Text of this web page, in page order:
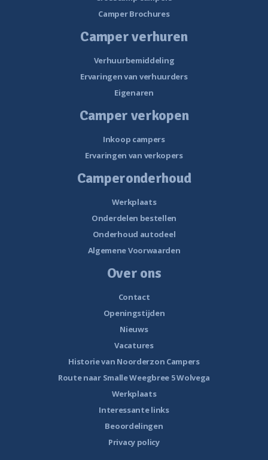
Camper Brochures
Camper verhuren
Verhuurbemiddeling
Ervaringen van verhuurders
Eigenaren
Camper verkopen
Inkoop campers
Ervaringen van verkopers
Camperonderhoud
Werkplaats
Onderdelen bestellen
Onderhoud autodeel
Algemene Voorwaarden
Over ons
Contact
Openingstijden
Nieuws
Vacatures
Historie van Noorderzon Campers
Route naar Smalle Weegbree 5 Wolvega
Werkplaats
Interessante links
Beoordelingen
Privacy policy